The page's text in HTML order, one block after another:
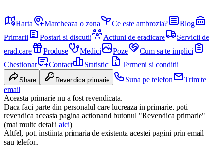
Harta Marcheaza o zona Ce este ambrozia?
Blog
Primarii
Postari si discutii Actiuni de eradicare
Servicii de
eradicare
Produse Medici Poze
Cum sa te implici
Chestionar
Contact Statistici Termeni si conditii
Share Revendica primarie Suna pe telefon
Trimite
email
Aceasta primarie nu a fost revendicata.
Daca faci parte din personalul care lucreaza in primarie, poti
revendica aceasta pagina actionand butonul "Revendica primarie"
(mai multe detalii aici).
Altfel, poti instiinta primaria de existenta acestei pagini prin email
sau telefon.